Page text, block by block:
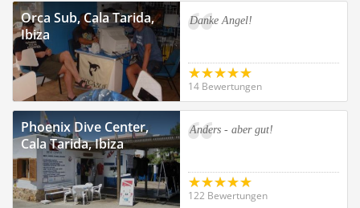
Orca Sub, Cala Tarida,
Ibiza
Danke Angel!
14 Bewertungen
Phoenix Dive Center,
Cala Tarida, Ibiza
Anders - aber gut!
122 Bewertungen